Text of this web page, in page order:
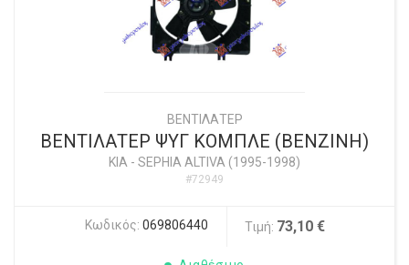
ΒΕΝΤΙΛΑΤΕΡ
ΒΕΝΤΙΛΑΤΕΡ ΨΥΓ ΚΟΜΠΛΕ (ΒΕΝΖΙΝΗ)
KIA - SEPHIA ALTIVA (1995-1998)
#72949
Κωδικός: 069806440 Τιμή: 73,10 €